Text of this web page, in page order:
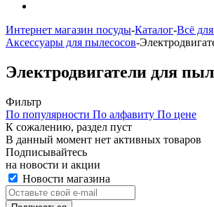
Интернет магазин посуды-Каталог-Всё
Аксессуары для пылесосов-
Электродвигатели для
Фильтр
По популярности По алфавиту По цене
К сожалению, раздел пуст
В данный момент нет активных товаров
Подписывайтесь
на новости и акции
Новости магазина